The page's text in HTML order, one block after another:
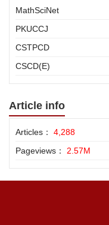
MathSciNet
PKUCCJ
CSTPCD
CSCD(E)
Article info
Articles： 4,288
Pageviews： 2.57M